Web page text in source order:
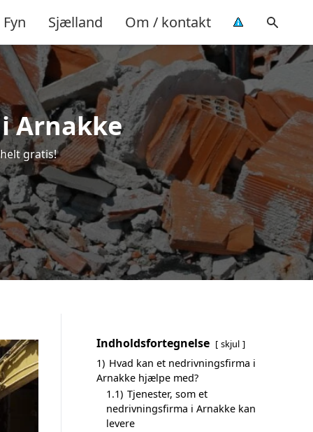
Fyn Sjælland Om / kontakt
Arnakke
gratis!
Indholdsfortegnelse skjul
1) Hvad kan et nedrivningsfirma i
Arnakke hjælpe med?
1.1) Tjenester, som et
nedrivningsfirma i Arnakke kan
levere